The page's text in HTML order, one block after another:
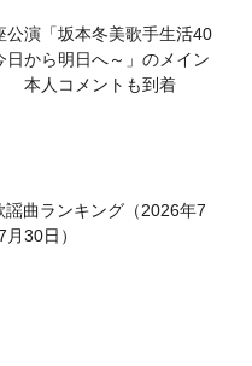
公演「坂本冬美歌手生活40
日から明日へ～」のメイン
本人コメントも到着
謡曲ランキング（2026年7
30日）